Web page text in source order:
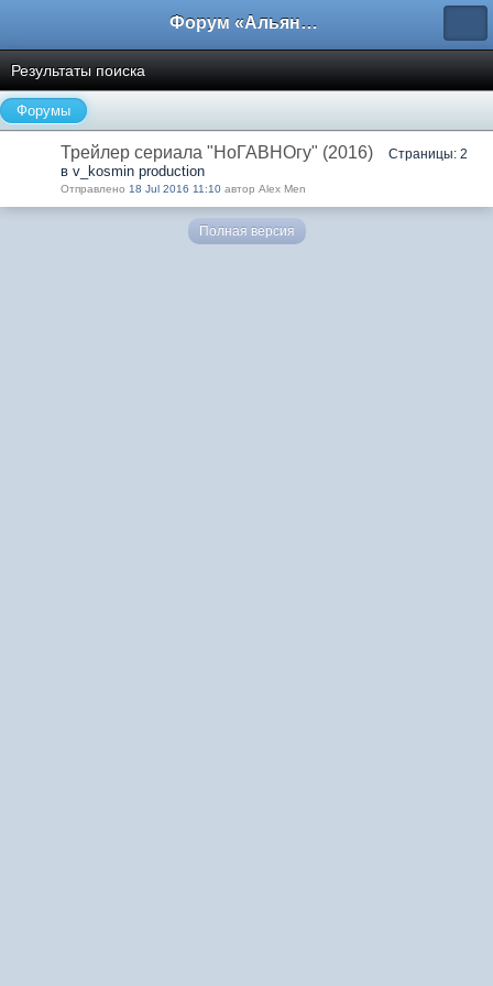
Форум «Альянса вольных переводчиков»
Результаты поиска
Форумы
Трейлер сериала "НоГАВНОгу" (2016) Страницы: 2
в v_kosmin production
Отправлено 18 Jul 2016 11:10 автор Alex Men
Полная версия